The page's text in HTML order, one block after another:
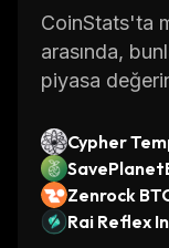
CoinStats'ta
arasında,
piyasa
Cypher
Zenrock
Rai Reflex